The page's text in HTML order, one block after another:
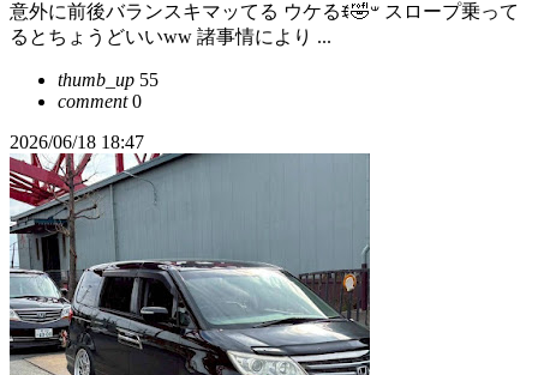
意外に前後バランスキマッてる ウケるꉂ🤣𐤔 スロープ乗って
るとちょうどいいww 諸事情により ...
thumb_up 55
comment0
2026/06/18 18:47